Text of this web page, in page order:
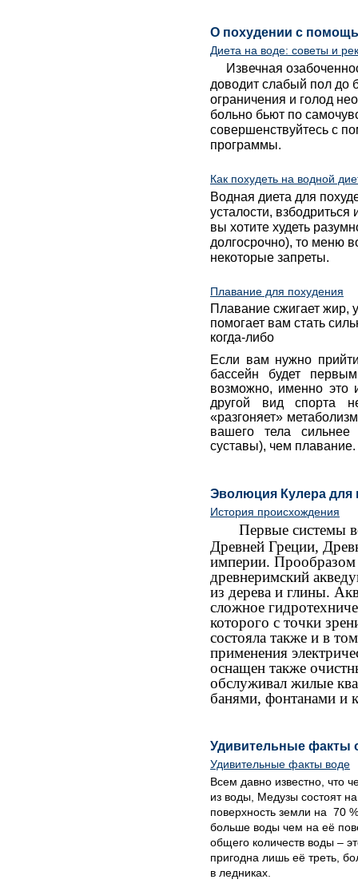
О похудении с
Диета на воде: советы и
Извечная
доводит слабый пол до
ограничения и голод
больно бьют по
совершенствуйтесь с
программы.
Как похудеть на водной
Водная диета для
усталости, взбодриться
вы хотите худеть
долгосрочно), то меню
некоторые запреты.
Плавание для похудения
Плавание сжигает жир,
помогает вам стать
когда-либо
Если вам нужно
бассейн будет
возможно, именно это
другой вид спорта
«разгоняет»
вашего тела сильнее
суставы), чем плавание.
Эволюция Кулера для
История происхождения
Первые системы
Древней Греции,
империи. Прообразом
древнеримский
из дерева и глины.
сложное
которого с точки
состояла также и в
применения
оснащен также
обслуживал жилые
банями, фонтанами и
Удивительные факты
Удивительные факты воде
Всем давно известно, что
из воды, Медузы состоят
поверхность земли на 70
больше воды чем на её
общего количеств воды –
пригодна лишь её треть,
в ледниках.